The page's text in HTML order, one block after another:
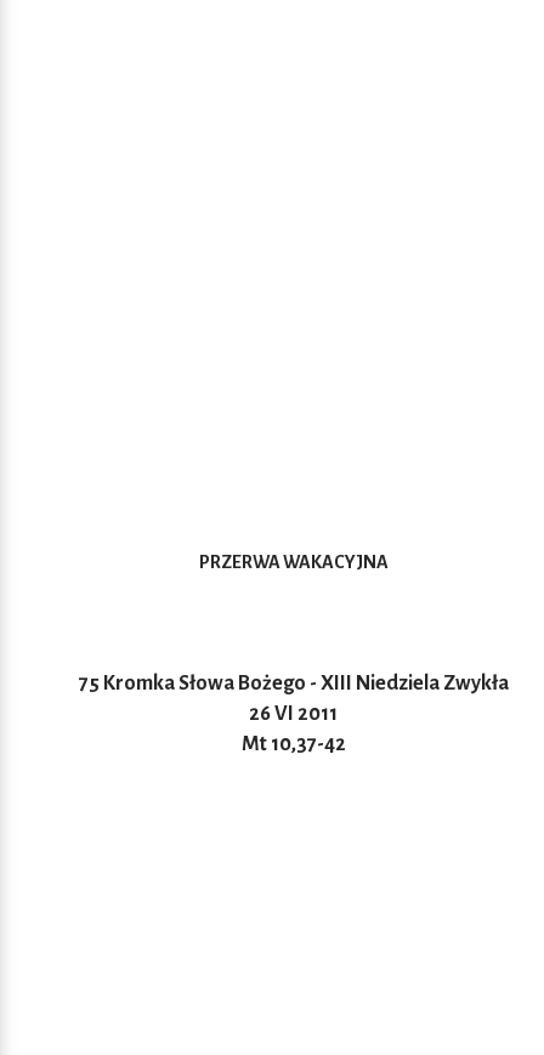
PRZERWA WAKACYJNA
75 Kromka Słowa Bożego - XIII Niedziela Zwykła
26 VI 2011
Mt 10,37-42